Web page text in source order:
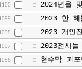
1100 2024년을
1099 2023 한 해
1098 2023 개인
1097 2023전시들
1096 현수막 퍼포